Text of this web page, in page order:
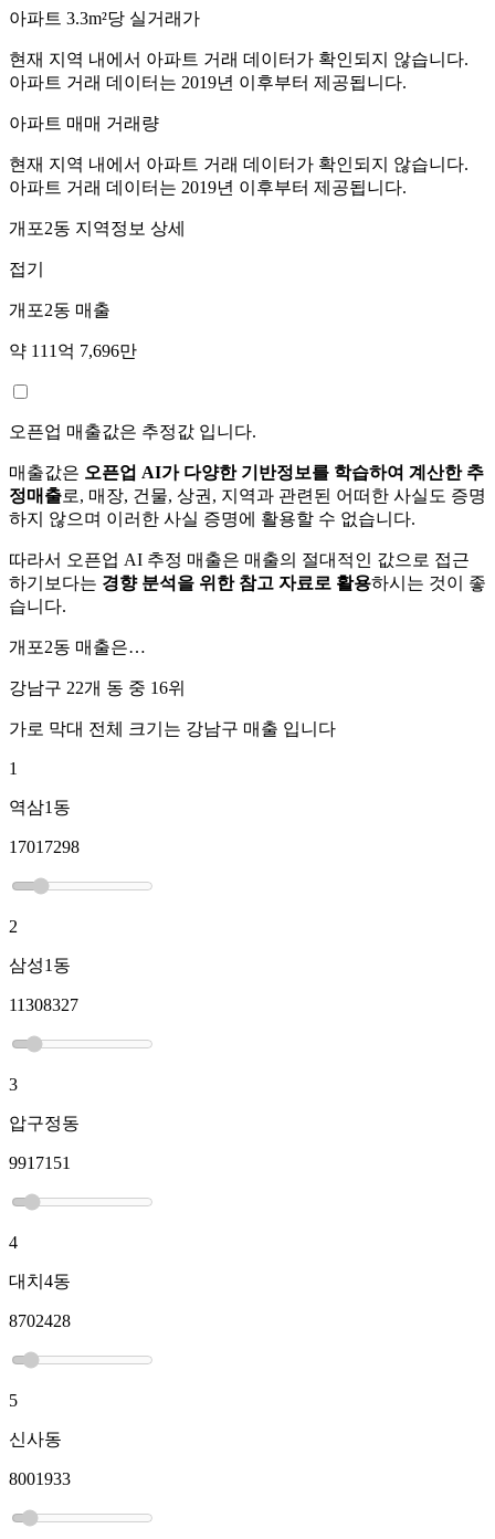
아파트 3.3m²당 실거래가
현재 지역 내에서 아파트 거래 데이터가 확인되지 않습니다.
아파트 거래 데이터는 2019년 이후부터 제공됩니다.
아파트 매매 거래량
현재 지역 내에서 아파트 거래 데이터가 확인되지 않습니다.
아파트 거래 데이터는 2019년 이후부터 제공됩니다.
개포2동 지역정보 상세
접기
개포2동 매출
약 111억 7,696만
오픈업 매출값은 추정값 입니다.
매출값은 오픈업 AI가 다양한 기반정보를 학습하여 계산한 추
정매출로, 매장, 건물, 상권, 지역과 관련된 어떠한 사실도 증명
하지 않으며 이러한 사실 증명에 활용할 수 없습니다.
따라서 오픈업 AI 추정 매출은 매출의 절대적인 값으로 접근
하기보다는 경향 분석을 위한 참고 자료로 활용하시는 것이 좋
습니다.
개포2동 매출은…
강남구 22개 동 중 16위
가로 막대 전체 크기는 강남구 매출 입니다
1
역삼1동
17017298
2
삼성1동
11308327
3
압구정동
9917151
4
대치4동
8702428
5
신사동
8001933